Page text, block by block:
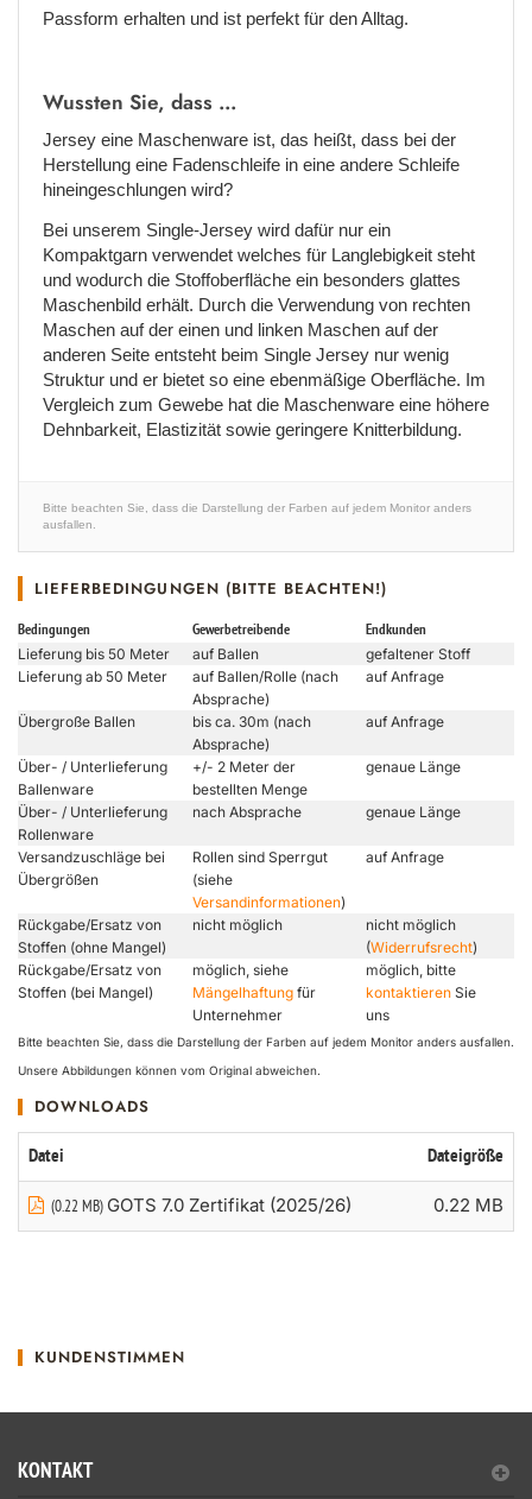
Passform erhalten und ist perfekt für den Alltag.
Wussten Sie, dass ...
Jersey eine Maschenware ist, das heißt, dass bei der
Herstellung eine Fadenschleife in eine andere Schleife
hineingeschlungen wird?
Bei unserem Single-Jersey wird dafür nur ein
Kompaktgarn verwendet welches für Langlebigkeit steht
und wodurch die Stoffoberfläche ein besonders glattes
Maschenbild erhält. Durch die Verwendung von rechten
Maschen auf der einen und linken Maschen auf der
anderen Seite entsteht beim Single Jersey nur wenig
Struktur und er bietet so eine ebenmäßige Oberfläche. Im
Vergleich zum Gewebe hat die Maschenware eine höhere
Dehnbarkeit, Elastizität sowie geringere Knitterbildung.
Bitte beachten Sie, dass die Darstellung der Farben auf jedem Monitor anders
ausfallen.
LIEFERBEDINGUNGEN (BITTE BEACHTEN!)
Bedingungen Gewerbetreibende Endkunden
Lieferung bis 50 Meter auf Ballen
gefaltener Stoff
Lieferung ab 50 Meter
auf Ballen/Rolle (nach
Absprache)
auf Anfrage
Übergroße Ballen
bis ca. 30m (nach
Absprache)
auf Anfrage
Über- / Unterlieferung
Ballenware
+/- 2 Meter der
bestellten Menge
genaue Länge
Über- / Unterlieferung
Rollenware
nach Absprache genaue Länge
Versandzuschläge bei
Übergrößen
Rollen sind Sperrgut
(siehe
Versandinformationen)
auf Anfrage
Rückgabe/Ersatz von
Stoffen (ohne Mangel)
nicht möglich
nicht möglich
(Widerrufsrecht)
Rückgabe/Ersatz von
Stoffen (bei Mangel)
möglich, siehe
Mängelhaftung für
Unternehmer
möglich, bitte
kontaktieren Sie
uns
Bitte beachten Sie, dass die Darstellung der Farben auf jedem Monitor anders ausfallen.
Unsere Abbildungen können vom Original abweichen.
DOWNLOADS
Datei Dateigröße
(0.22 MB) GOTS 7.0 Zertifikat (2025/26) 0.22 MB
KUNDENSTIMMEN
KONTAKT